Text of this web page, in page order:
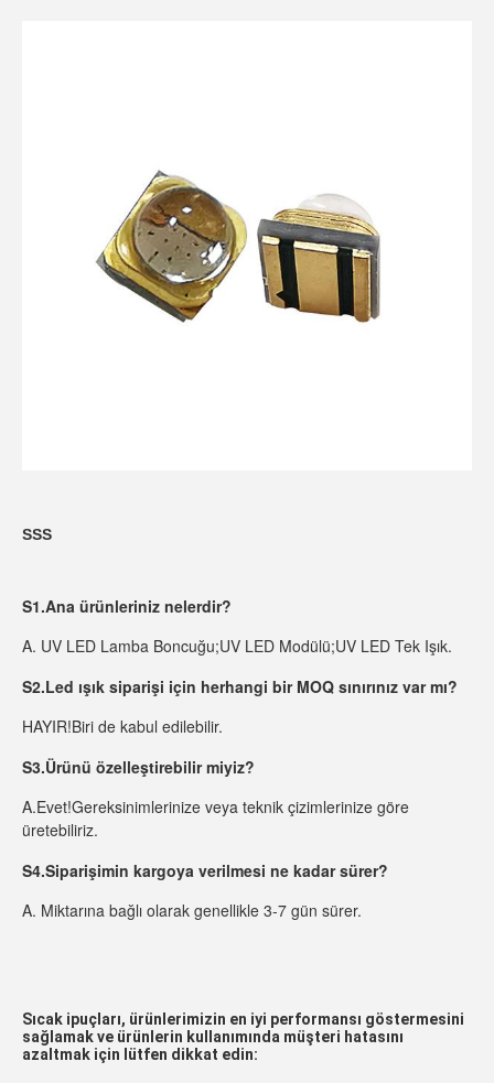
SSS
S1.Ana ürünleriniz nelerdir?
A. UV LED Lamba Boncuğu;UV LED Modülü;UV LED Tek Işık.
S2.Led ışık siparişi için herhangi bir MOQ sınırınız var mı?
HAYIR!Biri de kabul edilebilir.
S3.Ürünü özelleştirebilir miyiz?
A.Evet!Gereksinimlerinize veya teknik çizimlerinize göre
üretebiliriz.
S4.Siparişimin kargoya verilmesi ne kadar sürer?
A. Miktarına bağlı olarak genellikle 3-7 gün sürer.
Sıcak ipuçları, ürünlerimizin en iyi performansı göstermesini
sağlamak ve ürünlerin kullanımında müşteri hatasını
azaltmak için lütfen dikkat edin: